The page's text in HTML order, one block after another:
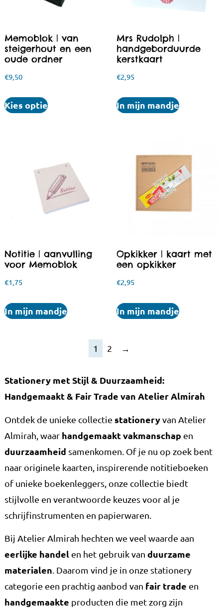
Memoblok | van
steigerhout en een
oude ordner
€9,50
Kies optie
Mrs Rudolph |
handgeborduurde
kerstkaart
€2,95
In mijn mandje
Notitie | aanvulling
voor Memoblok
€1,75
In mijn mandje
Opkikker | kaart met
een opkikker
€2,95
In mijn mandje
1 2 →
Stationery met Stijl & Duurzaamheid:
Handgemaakt & Fair Trade van Atelier Almirah
Ontdek de unieke collectie stationeryvan Atelier
Almirah, waar handgemaakt vakmanschap en
duurzaamheid samenkomen. Of je nu op zoek bent
naar originele kaarten, inspirerende notitieboeken
of unieke boekenleggers, onze collectie biedt
stijlvolle en verantwoorde keuzes voor al je
schrijfinstrumenten en papierwaren.
Bij Atelier Almirah hechten we veel waarde aan
eerlijke handel en het gebruik van duurzame
materialen . Daarom vind je in onze stationery
categorie een prachtig aanbod van fair trade en
handgemaakte producten die met zorg zijn